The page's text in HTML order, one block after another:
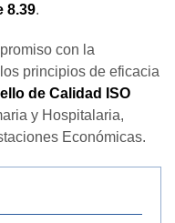
8.39.
con la
principios de eficacia
de Calidad ISO
y Hospitalaria,
Económicas.